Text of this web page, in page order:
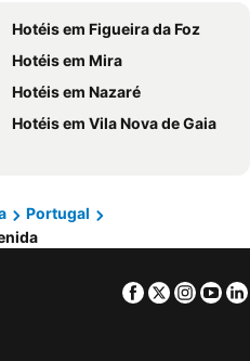
Hotéis em Figueira da Foz
Hotéis em Mira
Hotéis em Nazaré
Hotéis em Vila Nova de Gaia
Portugal
Facebook
Twitter